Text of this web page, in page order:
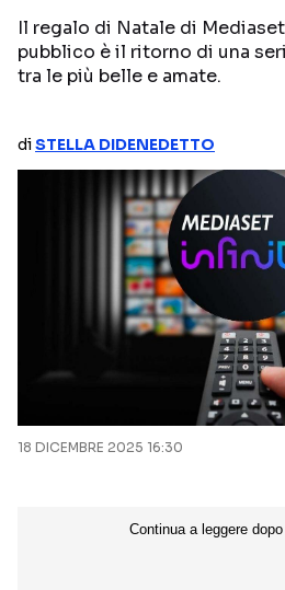
Streaming
AMAZON PRIME VIDEO
DISNEY+
Categorie
ANTEPRIME
RETROSCENA
Seguici sui
Il regalo di Natale di
pubblico è il ritorno di una
tra le più belle e amate.
diSTELLA DIDENEDETTO
18 DICEMBRE 2025 16:30